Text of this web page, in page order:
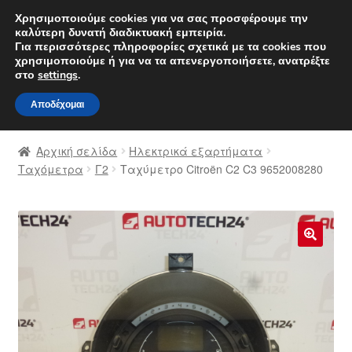
ΑΠΟΣΤΟΛΗ από 7 EUR
Δευτέρα-Παρ. 9 π.μ. - 4 μ.μ.
Απευθείας
μετάβαση
στην
πλοήγηση
Μετάβαση
σε
περιεχόμενο
Αρχική
Διαδικασία Παραπόνων
Μεταφορά
Ο λογαριασμός μου
Αρχική σελίδα
Ηλεκτρικά εξαρτήματα
Ταχόμετρα
Γ2 Ταχύμετρο Citroën C2 C3 9652008280
Χρησιμοποιούμε cookies για να σας προσφέρουμε την
καλύτερη δυνατή διαδικτυακή εμπειρία.
Για περισσότερες πληροφορίες σχετικά με τα cookies που
χρησιμοποιούμε ή για να τα απενεργοποιήσετε, ανατρέξτε
στο settings.
Αποδέχομαι